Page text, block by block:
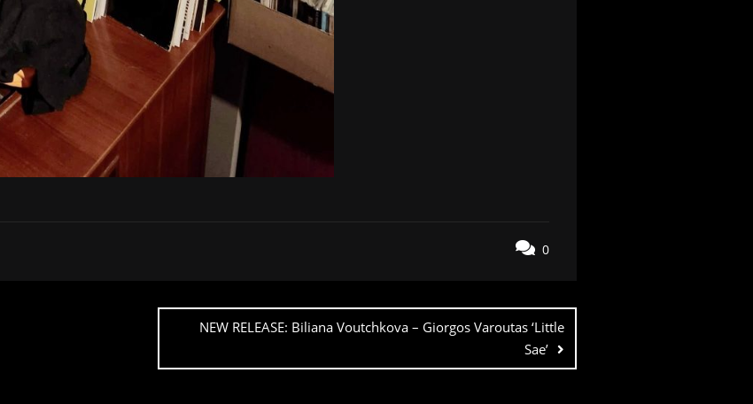
0
NEW RELEASE: Biliana Voutchkova – Giorgos Varoutas ‘Little
Sae’